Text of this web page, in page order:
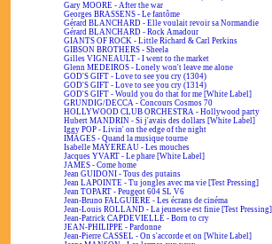
Gary MOORE - After the war
Georges BRASSENS - Le fantôme
Gérard BLANCHARD - Elle voulait revoir sa Normandie
Gérard BLANCHARD - Rock Amadour
GIANTS OF ROCK - Little Richard & Carl Perkins
GIBSON BROTHERS - Sheela
Gilles VIGNEAULT - I went to the market
Glenn MEDEIROS - Lonely won't leave me alone
GOD'S GIFT - Love to see you cry (1304)
GOD'S GIFT - Love to see you cry (1314)
GOD'S GIFT - Would you do that for me [White Label]
GRUNDIG/DECCA - Concours Cosmos 70
HOLLYWOOD CLUB ORCHESTRA - Hollywood party
Hubert MANDRIN - Si j'avais des dollars [White Label]
Iggy POP - Livin' on the edge of the night
IMAGES - Quand la musique tourne
Isabelle MAYEREAU - Les mouches
Jacques YVART - Le phare [White Label]
JAMES - Come home
Jean GUIDONI - Tous des putains
Jean LAPOINTE - Tu jongles avec ma vie [Test Pressing]
Jean TOPART - Peugeot 604 SL V6
Jean-Bruno FALGUIÈRE - Les écrans de cinéma
Jean-Louis ROLLAND - La jeunesse est finie [Test Pressing]
Jean-Patrick CAPDEVIELLE - Born to cry
JEAN-PHILIPPE - Pardonne
Jean-Pierre CASSEL - On s'accorde et on [White Label]